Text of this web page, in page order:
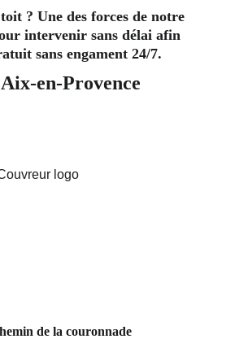
? Une des forces de notre
intervenir sans délai afin
sans engament 24/7.
en-Provence
de la couronnade